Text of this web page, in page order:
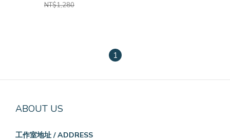
NT$1,280
1
ABOUT US
工作室地址 / ADDRESS